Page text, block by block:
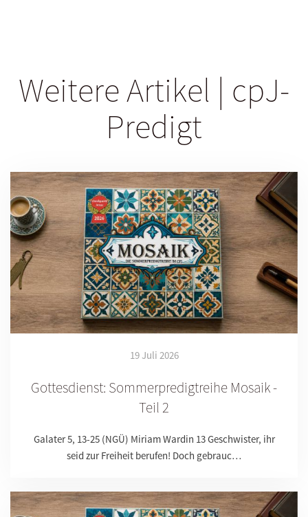
Weitere Artikel | cpJ-
Predigt
19 Juli 2026
Gottesdienst: Sommerpredigtreihe Mosaik -
Teil 2
Galater 5, 13-25 (NGÜ) Miriam Wardin 13 Geschwister, ihr
seid zur Freiheit berufen! Doch gebrauc…